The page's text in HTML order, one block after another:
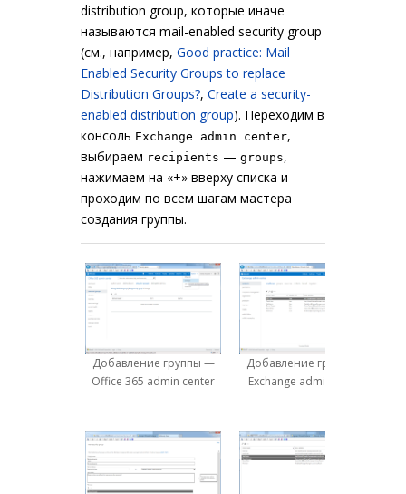
distribution group, которые иначе
называются mail-enabled security group
(см., например, Good practice: Mail
Enabled Security Groups to replace
Distribution Groups?, Create a security-
enabled distribution group). Переходим в
консоль Exchange admin center,
выбираем recipients — groups,
нажимаем на «+» вверху списка и
проходим по всем шагам мастера
создания группы.
Добавление группы —
Office 365 admin center
Добавление группы —
Exchange admin center